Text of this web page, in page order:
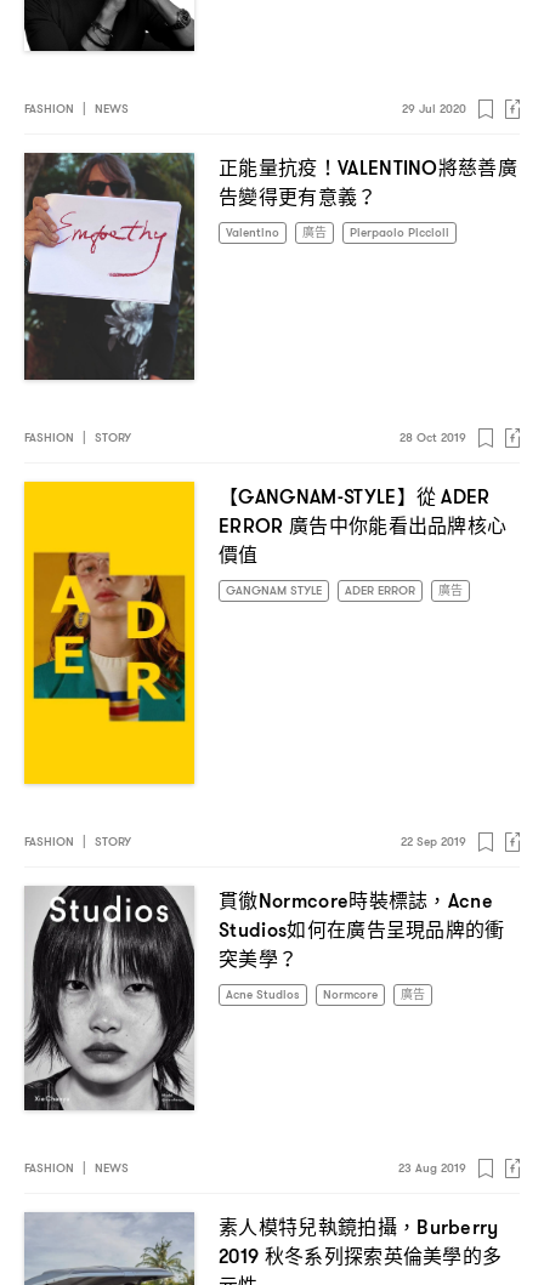
FASHION NEWS 29 Jul 2020
正能量抗疫 ！VALENTINO將慈善廣
告變得更有意義？
Valentino 廣告 Pierpaolo Piccioli
FASHION STORY 28 Oct 2019
【GANGNAM-STYLE】從ADER
ERROR 廣告中你能看出品牌核心
價值
GANGNAM STYLE ADER ERROR 廣告
FASHION STORY 22 Sep 2019
貫徹Normcore時裝標誌 ，Acne
Studios如何在廣告呈現品牌的衝
突美學？
Acne Studios Normcore 廣告
FASHION NEWS 23 Aug 2019
素人模特兒執鏡拍攝，Burberry
2019 秋冬系列探索英倫美學的多